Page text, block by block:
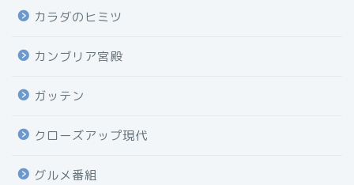
カラダのヒミツ
カンブリア宮殿
ガッテン
クローズアップ現代
グルメ番組